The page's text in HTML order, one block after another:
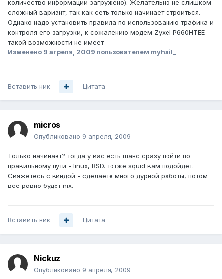
количество информации загружено). Желательно не слишком
сложный вариант, так как сеть только начинает строиться.
Однако надо установить правила по использованию трафика и
контроля его загрузки, к сожалению модем Zyxel P660HTEE
такой возможности не имеет
Изменено 9 апреля, 2009 пользователем myhail_
Вставить ник Цитата
micros
Опубликовано 9 апреля, 2009
Только начинает? тогда у вас есть шанс сразу пойти по
правильному пути - linux, BSD. тотже squid вам подойдет.
Свяжетесь с виндой - сделаете много дурной работы, потом
все равно будет nix.
Вставить ник Цитата
Nickuz
Опубликовано 9 апреля, 2009